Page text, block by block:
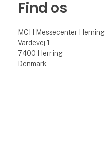
Find os
MCH Messecenter Herning
Vardevej 1
7400 Herning
Denmark